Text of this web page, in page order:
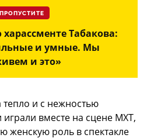
Табакова:
и умные. Мы
и это»
тепло и с нежностью
играли вместе на сцене МХТ,
женскую роль в спектакле